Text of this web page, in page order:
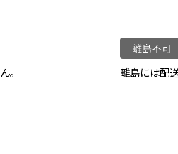
。 離島には配